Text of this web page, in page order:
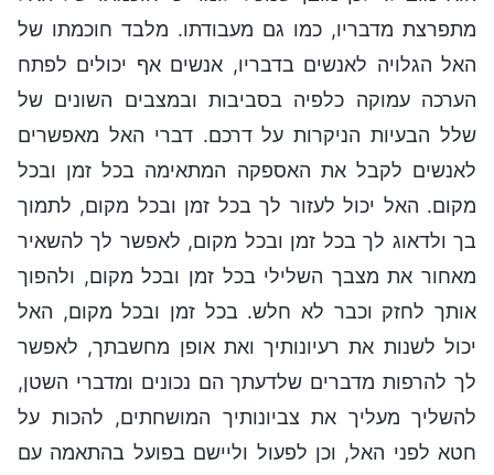
מתפרצת מדבריו, כמו גם מעבודתו. מלבד חוכמתו של
האל הגלויה לאנשים בדבריו, אנשים אף יכולים לפתח
הערכה עמוקה כלפיה בסביבות ובמצבים השונים של
שלל הבעיות הניקרות על דרכם. דברי האל מאפשרים
לאנשים לקבל את האספקה המתאימה בכל זמן ובכל
מקום. האל יכול לעזור לך בכל זמן ובכל מקום, לתמוך
בך ולדאוג לך בכל זמן ובכל מקום, לאפשר לך להשאיר
מאחור את מצבך השלילי בכל זמן ובכל מקום, ולהפוך
אותך לחזק וכבר לא חלש. בכל זמן ובכל מקום, האל
יכול לשנות את רעיונותיך ואת אופן מחשבתך, לאפשר
לך להרפות מדברים שלדעתך הם נכונים ומדברי השטן,
להשליך מעליך את צביונותיך המושחתים, להכות על
חטא לפני האל, וכן לפעול וליישם בפועל בהתאמה עם